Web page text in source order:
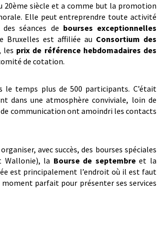
20ème siècle et a comme but la promotion
Elle peut entreprendre toute activité
séances de bourses exceptionnelles
Bruxelles est affiliée au Consortium des
les prix de référence hebdomadaires des
de cotation.
le temps plus de 500 participants. C’était
dans une atmosphère conviviale, loin de
communication ont amoindri les contacts
avec succès, des bourses spéciales
Wallonie), la Bourse de septembreet la
est principalement l’endroit où il est faut
parfait pour présenter ses services